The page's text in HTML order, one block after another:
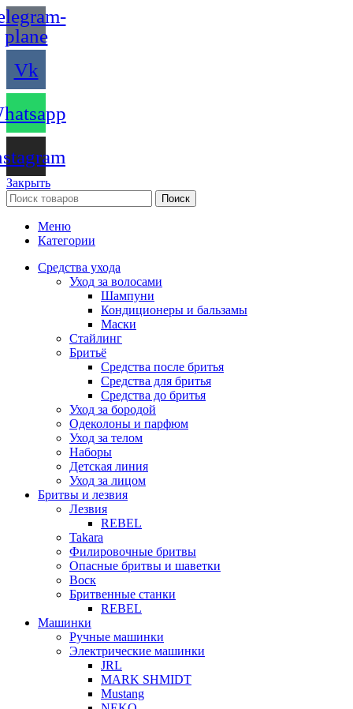
plane
Vk
Закрыть
Поиск
Меню
Категории
Средства ухода
Уход за волосами
Шампуни
Кондиционеры и бальзамы
Маски
Стайлинг
Бритьё
Средства после бритья
Средства для бритья
Средства до бритья
Уход за бородой
Одеколоны и парфюм
Уход за телом
Наборы
Детская линия
Уход за лицом
Бритвы и лезвия
Лезвия
REBEL
Takara
Филировочные бритвы
Опасные бритвы и шаветки
Воск
Бритвенные станки
REBEL
Машинки
Ручные машинки
Электрические машинки
JRL
MARK SHMIDT
Mustang